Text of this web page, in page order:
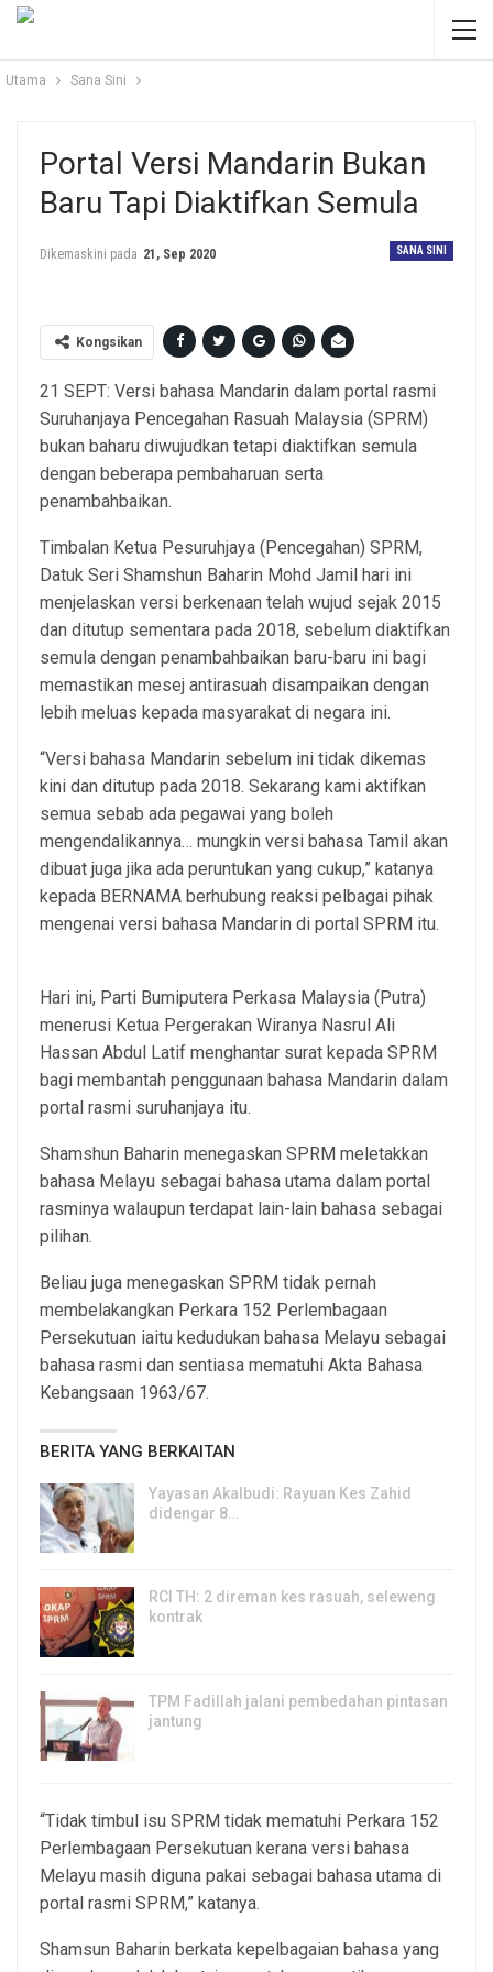
Utama Sana Sini
Portal Versi Mandarin Bukan
Baru Tapi Diaktifkan Semula
SANA SINI
Dikemaskini pada 21, Sep 2020
Kongsikan
21 SEPT: Versi bahasa Mandarin dalam portal rasmi
Suruhanjaya Pencegahan Rasuah Malaysia (SPRM)
bukan baharu diwujudkan tetapi diaktifkan semula
dengan beberapa pembaharuan serta
penambahbaikan.
Timbalan Ketua Pesuruhjaya (Pencegahan) SPRM,
Datuk Seri Shamshun Baharin Mohd Jamil hari ini
menjelaskan versi berkenaan telah wujud sejak 2015
dan ditutup sementara pada 2018, sebelum diaktifkan
semula dengan penambahbaikan baru-baru ini bagi
memastikan mesej antirasuah disampaikan dengan
lebih meluas kepada masyarakat di negara ini.
“Versi bahasa Mandarin sebelum ini tidak dikemas
kini dan ditutup pada 2018. Sekarang kami aktifkan
semua sebab ada pegawai yang boleh
mengendalikannya… mungkin versi bahasa Tamil akan
dibuat juga jika ada peruntukan yang cukup,” katanya
kepada BERNAMA berhubung reaksi pelbagai pihak
mengenai versi bahasa Mandarin di portal SPRM itu.
Hari ini, Parti Bumiputera Perkasa Malaysia (Putra)
menerusi Ketua Pergerakan Wiranya Nasrul Ali
Hassan Abdul Latif menghantar surat kepada SPRM
bagi membantah penggunaan bahasa Mandarin dalam
portal rasmi suruhanjaya itu.
Shamshun Baharin menegaskan SPRM meletakkan
bahasa Melayu sebagai bahasa utama dalam portal
rasminya walaupun terdapat lain-lain bahasa sebagai
pilihan.
Beliau juga menegaskan SPRM tidak pernah
membelakangkan Perkara 152 Perlembagaan
Persekutuan iaitu kedudukan bahasa Melayu sebagai
bahasa rasmi dan sentiasa mematuhi Akta Bahasa
Kebangsaan 1963/67.
BERITA YANG BERKAITAN
Yayasan Akalbudi: Rayuan Kes Zahid
didengar 8…
RCI TH: 2 direman kes rasuah, seleweng
kontrak
TPM Fadillah jalani pembedahan pintasan
jantung
“Tidak timbul isu SPRM tidak mematuhi Perkara 152
Perlembagaan Persekutuan kerana versi bahasa
Melayu masih diguna pakai sebagai bahasa utama di
portal rasmi SPRM,” katanya.
Shamsun Baharin berkata kepelbagaian bahasa yang